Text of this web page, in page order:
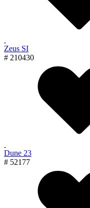
Zeus SI
# 210430
Dune 23
# 52177